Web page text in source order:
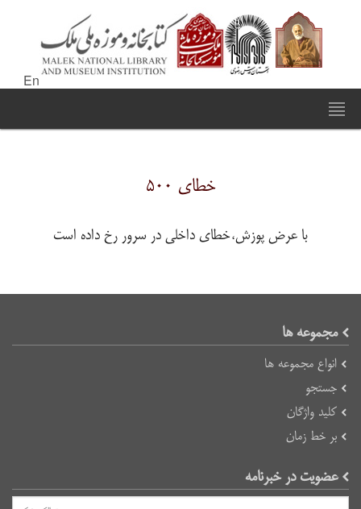
En
خطای ۵۰۰
با عرض پوزش،خطای داخلی در سرور رخ داده است
مجموعه ها
انواع مجموعه ها
جستجو
کلید واژگان
بر خط زمان
عضویت در خبرنامه